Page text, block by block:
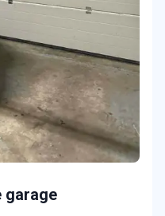
garage